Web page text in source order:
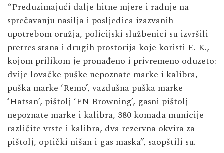
“Preduzimajući dalje hitne mjere i radnje na
sprečavanju nasilja i posljedica izazvanih
upotrebom oružja, policijski službenici su izvršili
pretres stana i drugih prostorija koje koristi E. K.,
kojom prilikom je pronađeno i privremeno oduzeto:
dvije lovačke puške nepoznate marke i kalibra,
puška marke ‘Remo’, vazdušna puška marke
‘Hatsan’, pištolj ‘FN Browning’, gasni pištolj
nepoznate marke i kalibra, 380 komada municije
različite vrste i kalibra, dva rezervna okvira za
pištolj, optički nišan i gas maska”, saopštili su.